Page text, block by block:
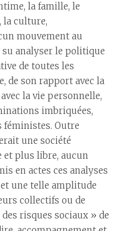
la famille, le
la culture,
mouvement au
su analyser le politique
de toutes les
de son rapport avec la
la vie personnelle,
imbriquées,
féministes. Outre
une société
plus libre, aucun
en actes ces analyses
une telle amplitude
collectifs ou de
risques sociaux » de